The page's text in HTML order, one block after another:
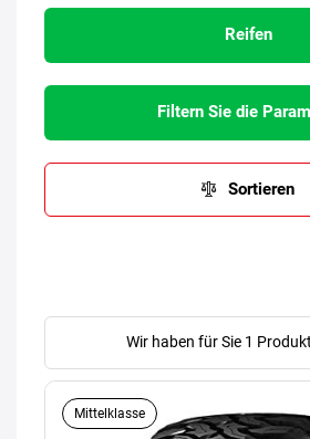
Reifen
Filtern Sie die
Sortieren
Wir haben für Sie 1
Mittelklasse